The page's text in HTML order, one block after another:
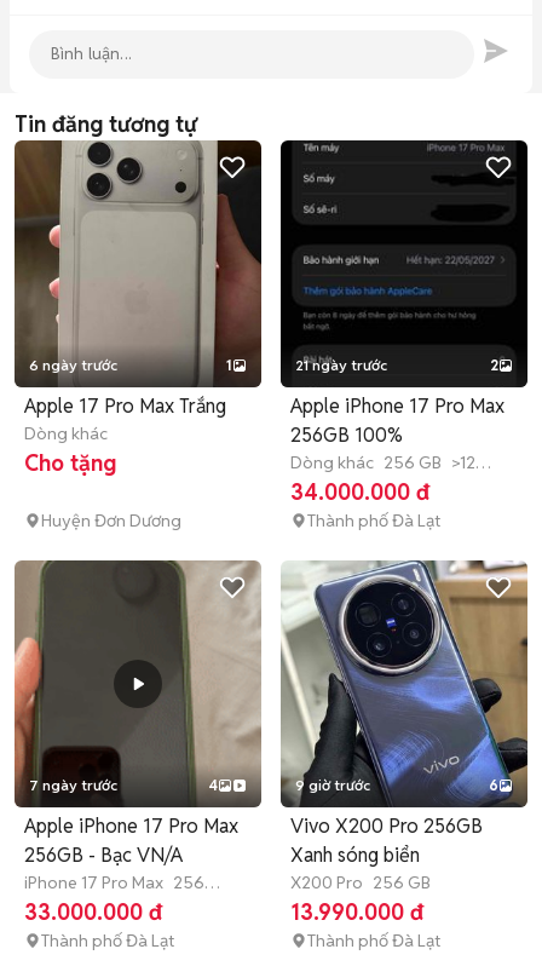
Tin đăng tương tự
6 ngày trước 1
Apple 17 Pro Max Trắng
Dòng khác
Cho tặng
Huyện Đơn Dương
21 ngày trước 2
Apple iPhone 17 Pro Max
256GB 100%
Dòng khác 256 GB >12
tháng
34.000.000 đ
Thành phố Đà Lạt
7 ngày trước 4
Apple iPhone 17 Pro Max
256GB - Bạc VN/A
iPhone 17 Pro Max 256
GB >12 tháng
33.000.000 đ
Thành phố Đà Lạt
9 giờ trước 6
Vivo X200 Pro 256GB
Xanh sóng biển
X200 Pro 256 GB
13.990.000 đ
Thành phố Đà Lạt